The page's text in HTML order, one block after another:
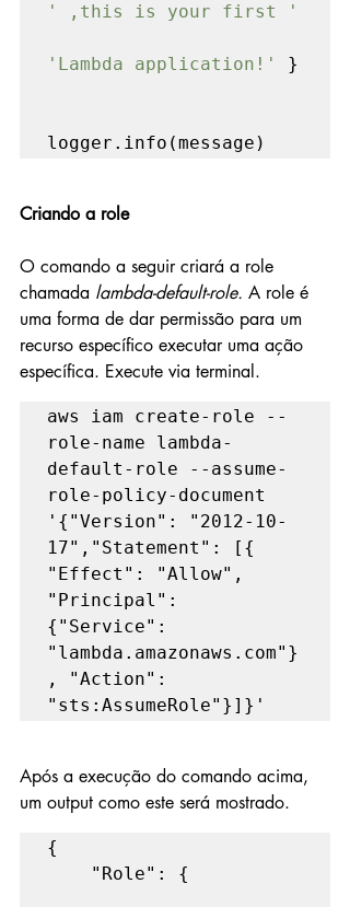
' ,this is your first '
'Lambda application!' }
logger.info(message)
Criando a role
O comando a seguir criará a role
chamada lambda-default-role. A role é
uma forma de dar permissão para um
recurso específico executar uma ação
específica. Execute via terminal.
aws iam create-role --
role-name lambda-
default-role --assume-
role-policy-document
'{"Version": "2012-10-
17","Statement": [{
"Effect": "Allow",
"Principal":
{"Service":
"lambda.amazonaws.com"}
, "Action":
"sts:AssumeRole"}]}'
Após a execução do comando acima,
um output como este será mostrado.
{